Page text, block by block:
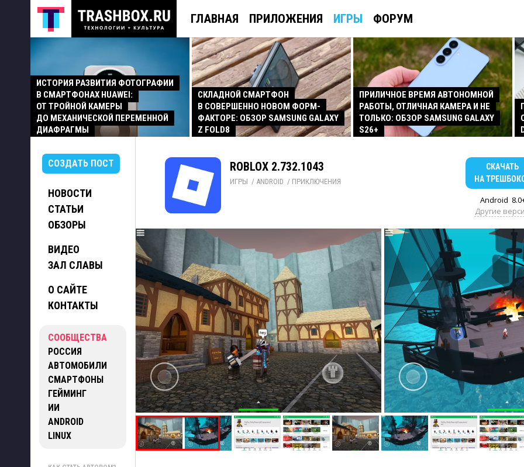
ГЛАВНАЯ ПРИЛОЖЕНИЯ ИГРЫ ФОРУМ
ИСТОРИЯ РАЗВИТИЯ ФОТОГРАФИИ
В СМАРТФОНАХ HUAWEI:
ОТ ТРОЙНОЙ КАМЕРЫ
ДО МЕХАНИЧЕСКОЙ ПЕРЕМЕННОЙ
ДИАФРАГМЫ
СКЛАДНОЙ СМАРТФОН
В СОВЕРШЕННО НОВОМ ФОРМ-
ФАКТОРЕ: ОБЗОР SAMSUNG GALAXY
Z FOLD8
ПРИЛИЧНОЕ ВРЕМЯ АВТОНОМНОЙ
РАБОТЫ, ОТЛИЧНАЯ КАМЕРА И НЕ
ТОЛЬКО: ОБЗОР SAMSUNG GALAXY
S26+
СОЗДАТЬ ПОСТ
НОВОСТИ
СТАТЬИ
ОБЗОРЫ
ВИДЕО
ЗАЛ СЛАВЫ
О САЙТЕ
КОНТАКТЫ
СООБЩЕСТВА
РОССИЯ
АВТОМОБИЛИ
СМАРТФОНЫ
ГЕЙМИНГ
ИИ
ANDROID
LINUX
ROBLOX 2.732.1043
ИГРЫ / ANDROID / ПРИКЛЮЧЕНИЯ
СКАЧАТЬ
НА
Android
Другие